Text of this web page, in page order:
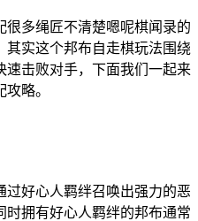
多绳匠不清楚嗯呢棋闻录的
其实这个邦布自走棋玩法围绕
速击败对手，下面我们一起来
略。
好心人羁绊召唤出强力的恶
时拥有好心人羁绊的邦布通常